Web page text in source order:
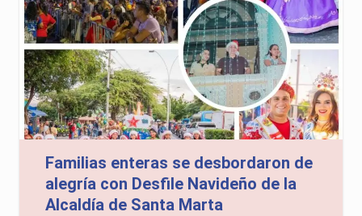
Familias enteras se desbordaron de
alegría con Desfile Navideño de la
Alcaldía de Santa Marta